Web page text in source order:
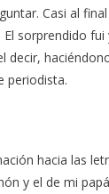
Casi al
sorprendido
decir,
periodista.
hacia las
y el de mi